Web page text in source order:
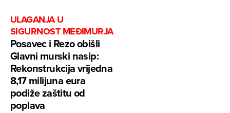
ULAGANJA U
SIGURNOST MEĐIMURJA
Posavec i Rezo obišli
Glavni murski nasip:
Rekonstrukcija vrijedna
8,17 milijuna eura
podiže zaštitu od
poplava